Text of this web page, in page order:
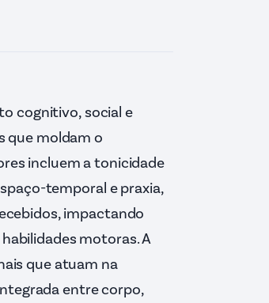
cognitivo, social e
que moldam o
incluem a tonicidade
temporal e praxia,
impactando
motoras. A
que atuam na
entre corpo,